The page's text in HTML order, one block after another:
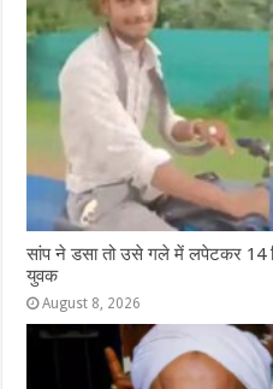
सांप ने डसा तो उसे गले में लपेटकर 14
युवक
August 8, 2026